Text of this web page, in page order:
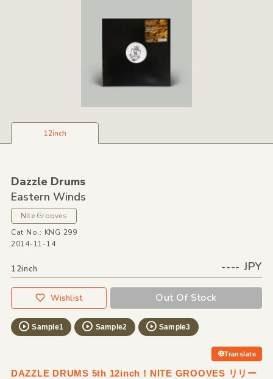
12inch
Dazzle Drums
Eastern Winds
Nite Grooves
Cat No.: KNG 299
2014-11-14
12inch ---- JPY
Wishlist Out Of Stock
Sample1 Sample2 Sample3
Translate
DAZZLE DRUMS 5th 12inch！NITE GROOVES リリー